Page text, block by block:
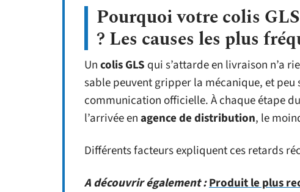
Pourquoi votre colis
? Les causes les plus
Uncolis GLS qui s’attarde en livraison n’a
sable peuvent gripper la mécanique, et
communication officielle. À chaque étape du
l’arrivée enagence de distribution, le
Différents facteurs expliquent ces retards
A découvrir également :Produit le plus